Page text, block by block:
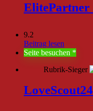
ElitePartner
9.2
Beitrag lesen
Seite besuchen
Rubrik-Sieger
LoveScout24